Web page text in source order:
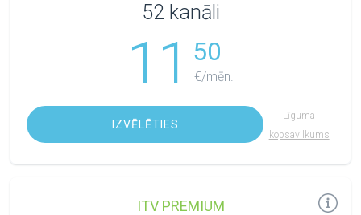
52 kanāli
11 50
€/mēn.
IZVĒLĒTIES
Līguma
kopsavilkums
ITV PREMIUM